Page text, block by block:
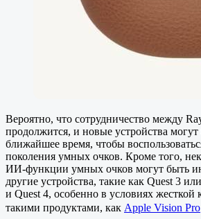
Вероятно, что сотрудничество между
продолжится, и новые устройства
ближайшее время, чтобы
поколения умных очков. Кроме того,
ИИ-функции умных очков могут быть
другие устройства, такие как Quest 3
и Quest 4, особенно в условиях жесткой
такими продуктами, как Apple Vision Pro